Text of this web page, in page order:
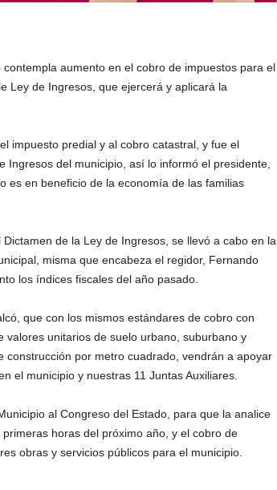
aumento en el cobro de impuestos para el
Ley de Ingresos, que ejercerá y aplicará la
impuesto predial y al cobro catastral, y fue el
del municipio, así lo informó el presidente,
es en beneficio de la economía de las familias
de la Ley de Ingresos, se llevó a cabo en la
misma que encabeza el regidor, Fernando
los índices fiscales del año pasado.
que con los mismos estándares de cobro con
valores unitarios de suelo urbano, suburbano y
construcción por metro cuadrado, vendrán a apoyar
el municipio y nuestras 11 Juntas Auxiliares.
al Congreso del Estado, para que la analice
horas del próximo año, y el cobro de
obras y servicios públicos para el municipio.